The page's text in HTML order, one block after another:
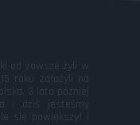
od zawsze żyli w
roku założyli na
3 lata później
i dziś jesteśmy
się powiększył i